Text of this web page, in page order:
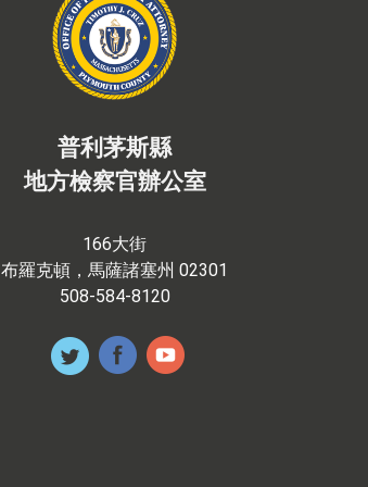
普利茅斯縣
地方檢察官辦公室
166大街
布羅克頓，馬薩諸塞州 02301
508-584-8120